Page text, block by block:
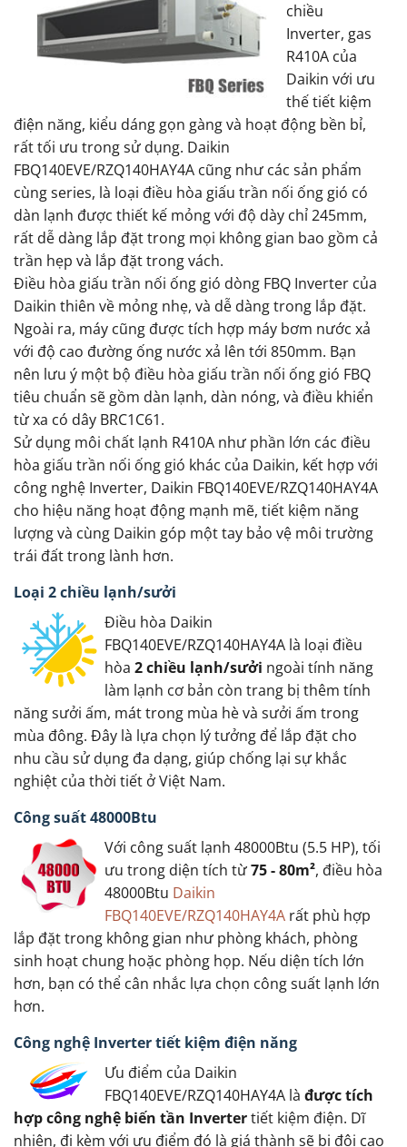
chiều
Inverter, gas
R410A của
Daikin với ưu
thế tiết kiệm
điện năng, kiểu dáng gọn gàng và hoạt động bền bỉ,
rất tối ưu trong sử dụng. Daikin
FBQ140EVE/RZQ140HAY4A cũng như các sản phẩm
cùng series, là loại điều hòa giấu trần nối ống gió có
dàn lạnh được thiết kế mỏng với độ dày chỉ 245mm,
rất dễ dàng lắp đặt trong mọi không gian bao gồm cả
trần hẹp và lắp đặt trong vách.
Điều hòa giấu trần nối ống gió dòng FBQ Inverter của
Daikin thiên về mỏng nhẹ, và dễ dàng trong lắp đặt.
Ngoài ra, máy cũng được tích hợp máy bơm nước xả
với độ cao đường ống nước xả lên tới 850mm. Bạn
nên lưu ý một bộ điều hòa giấu trần nối ống gió FBQ
tiêu chuẩn sẽ gồm dàn lạnh, dàn nóng, và điều khiển
từ xa có dây BRC1C61.
Sử dụng môi chất lạnh R410A như phần lớn các điều
hòa giấu trần nối ống gió khác của Daikin, kết hợp với
công nghệ Inverter, Daikin FBQ140EVE/RZQ140HAY4A
cho hiệu năng hoạt động mạnh mẽ, tiết kiệm năng
lượng và cùng Daikin góp một tay bảo vệ môi trường
trái đất trong lành hơn.
Loại 2 chiều lạnh/sưởi
Điều hòa Daikin
FBQ140EVE/RZQ140HAY4A là loại điều
hòa 2 chiều lạnh/sưởi ngoài tính năng
làm lạnh cơ bản còn trang bị thêm tính
năng sưởi ấm, mát trong mùa hè và sưởi ấm trong
mùa đông. Đây là lựa chọn lý tưởng để lắp đặt cho
nhu cầu sử dụng đa dạng, giúp chống lại sự khắc
nghiệt của thời tiết ở Việt Nam.
Công suất 48000Btu
Với công suất lạnh 48000Btu (5.5 HP), tối
ưu trong diện tích từ75 - 80m², điều hòa
48000Btu Daikin
FBQ140EVE/RZQ140HAY4A rất phù hợp
lắp đặt trong không gian như phòng khách, phòng
sinh hoạt chung hoặc phòng họp. Nếu diện tích lớn
hơn, bạn có thể cân nhắc lựa chọn công suất lạnh lớn
hơn.
Công nghệ Inverter tiết kiệm điện năng
Ưu điểm của Daikin
FBQ140EVE/RZQ140HAY4A là được tích
hợp công nghệ biến tần Invertertiết kiệm điện. Dĩ
nhiên, đi kèm với ưu điểm đó là giá thành sẽ bị đội cao